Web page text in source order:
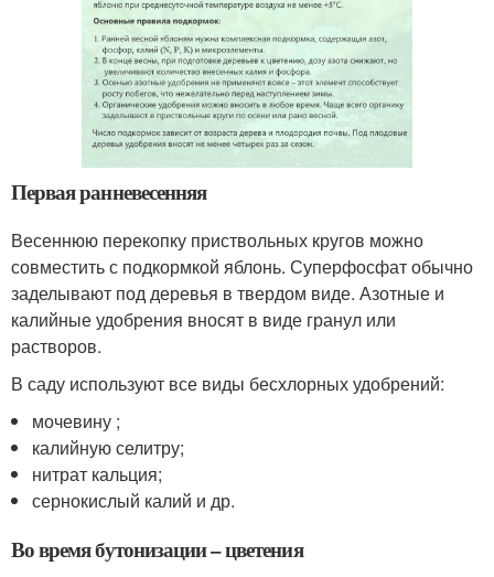
Первая ранневесенняя
Весеннюю перекопку приствольных кругов можно
совместить с подкормкой яблонь. Суперфосфат обычно
заделывают под деревья в твердом виде. Азотные и
калийные удобрения вносят в виде гранул или
растворов.
В саду используют все виды бесхлорных удобрений:
мочевину ;
калийную селитру;
нитрат кальция;
сернокислый калий и др.
Во время бутонизации – цветения